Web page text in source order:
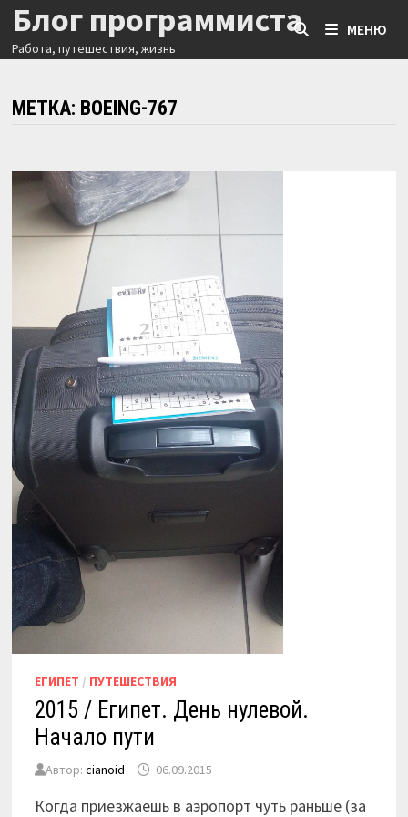
Перейти
содержимому
Блог программиста
Работа, путешествия, жизнь
МЕНЮ
МЕТКА: BOEING-767
ЕГИПЕТ / ПУТЕШЕСТВИЯ
2015 / Египет. День нулевой.
Начало пути
Автор: cianoid 06.09.2015
Когда приезжаешь в аэропорт чуть раньше (за